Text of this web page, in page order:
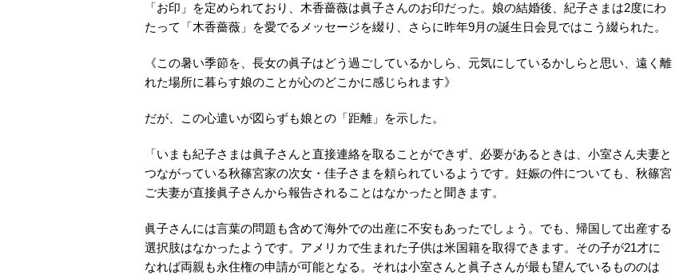
「お印」を定められており、木香薔薇は眞子さんのお印だった。娘の結婚後、紀子さまは2度にわ
たって「木香薔薇」を愛でるメッセージを綴り、さらに昨年9月の誕生日会見ではこう綴られた。
《この暑い季節を、長女の眞子はどう過ごしているかしら、元気にしているかしらと思い、遠く離
れた場所に暮らす娘のことが心のどこかに感じられます》
だが、この心遣いが図らずも娘との「距離」を示した。
「いまも紀子さまは眞子さんと直接連絡を取ることができず、必要があるときは、小室さん夫妻と
つながっている秋篠宮家の次女・佳子さまを頼られているようです。妊娠の件についても、秋篠宮
ご夫妻が直接眞子さんから報告されることはなかったと聞きます。
眞子さんには言葉の問題も含めて海外での出産に不安もあったでしょう。でも、帰国して出産する
選択肢はなかったようです。アメリカで生まれた子供は米国籍を取得できます。その子が21才に
なれば両親も永住権の申請が可能となる。それは小室さんと眞子さんが最も望んでいるもののは